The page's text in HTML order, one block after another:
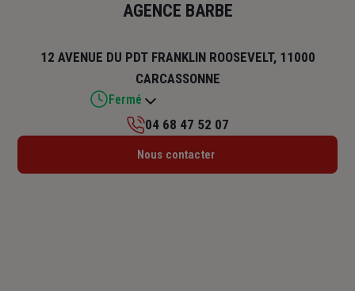
AGENCE BARBE
12 AVENUE DU PDT FRANKLIN ROOSEVELT, 11000
CARCASSONNE
Fermé
Lundi : 09h – 12h / 14h – 18h
04 68 47 52 07
Nous contacter